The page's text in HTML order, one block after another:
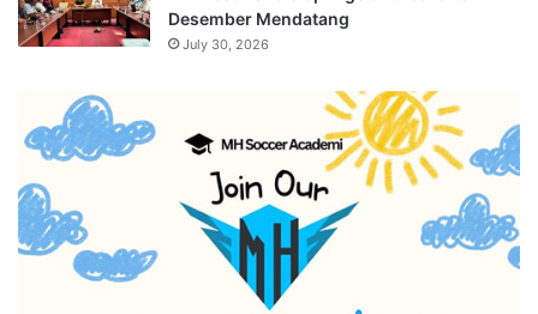
Desember Mendatang
July 30, 2026